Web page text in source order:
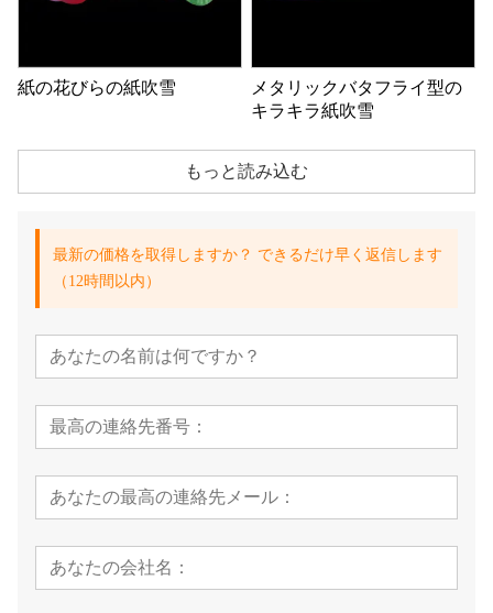
紙の花びらの紙吹雪
メタリックバタフライ型の
キラキラ紙吹雪
もっと読み込む
最新の価格を取得しますか？ できるだけ早く返信します
（12時間以内）